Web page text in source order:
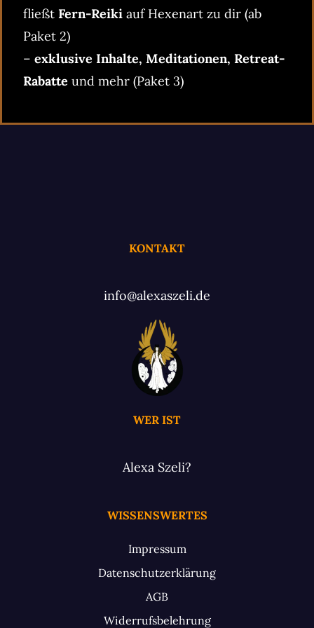
fließt Fern-Reiki auf Hexenart zu dir (ab
Paket 2)
– exklusive Inhalte, Meditationen, Retreat-
Rabatte und mehr (Paket 3)
KONTAKT
info@alexaszeli.de
WER IST
Alexa Szeli?
WISSENSWERTES
Impressum
Datenschutzerklärung
AGB
Widerrufsbelehrung